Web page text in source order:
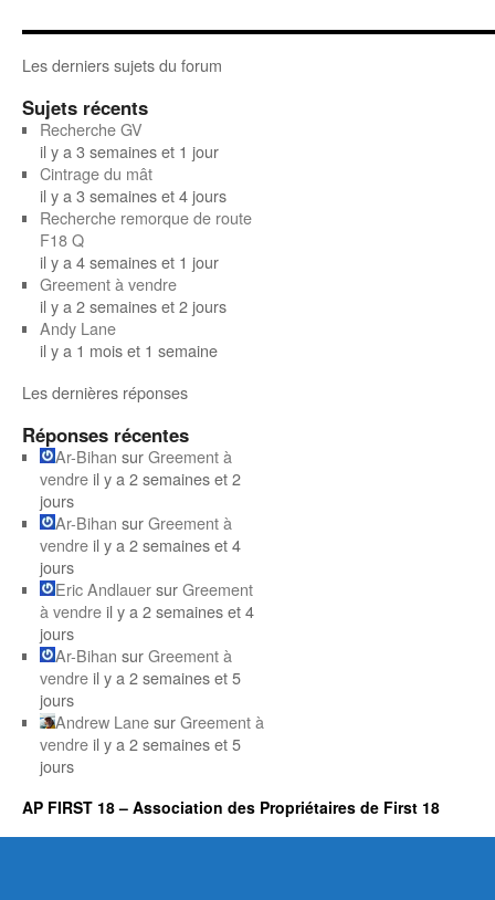
Les derniers sujets du forum
Sujets récents
Recherche GV
il y a 3 semaines et 1 jour
Cintrage du mât
il y a 3 semaines et 4 jours
Recherche remorque de route
F18 Q
il y a 4 semaines et 1 jour
Greement à vendre
il y a 2 semaines et 2 jours
Andy Lane
il y a 1 mois et 1 semaine
Les dernières réponses
Réponses récentes
Ar-Bihan surGreement à
vendre il y a 2 semaines et 2
jours
Ar-Bihan surGreement à
vendre il y a 2 semaines et 4
jours
Eric AndlauersurGreement
à vendre il y a 2 semaines et 4
jours
Ar-Bihan surGreement à
vendre il y a 2 semaines et 5
jours
Andrew LanesurGreement à
vendre il y a 2 semaines et 5
jours
AP FIRST 18 – Association des Propriétaires de First 18